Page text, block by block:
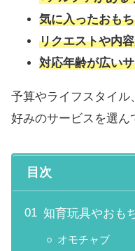
気に入ったおも
リクエストや内
対応年齢が広い
予算やライフスタイル
好みのサービスを選ん
目次
知育玩具やおも
オモチャブ